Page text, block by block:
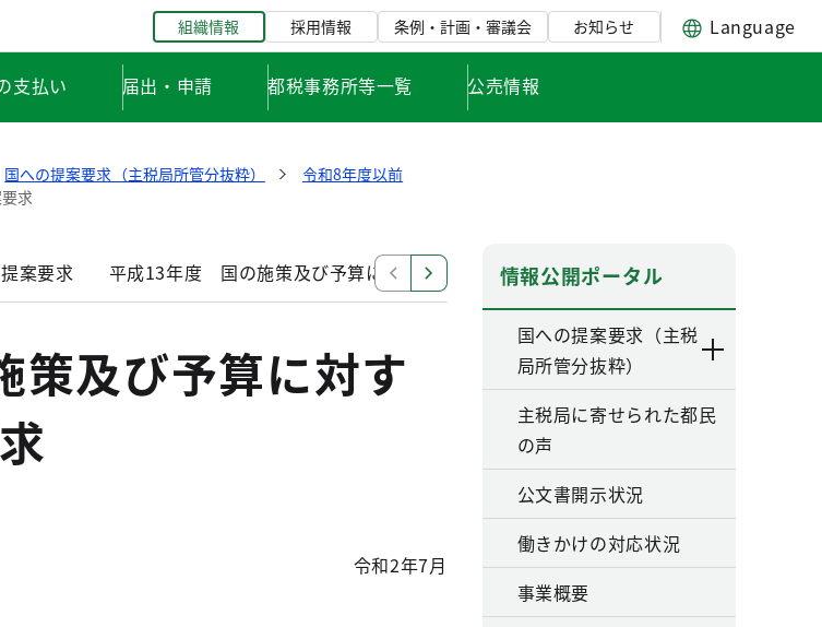
組織情報 採用情報 条例・計画・審議会 お知らせ Language
支払い 届出・申請 都税事務所等一覧 公売情報
国への提案要求（主税局所管分抜粋）
令和8年度以前
求
案要求 平成13年度 国の施策及び予算に対する東京都の提案要求 平成14年度 国の施策
及び予算に対す
令和2年7月
情報公開ポータル
国への提案要求（主税
局所管分抜粋）
主税局に寄せられた都民
の声
公文書開示状況
働きかけの対応状況
事業概要